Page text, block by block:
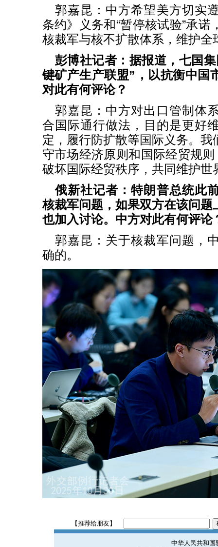
郭嘉昆：中方希望美方切实
条约》义务和“暂停核试验”承
核裁军与核不扩散体系，维护全
彭博社记者：据报道，七国
键矿产生产联盟”，以抗衡中国
对此有何评论？
郭嘉昆：中方对出口管制体
合国际通行做法，目的是更好
定，履行防扩散等国际义务。
守市场经济原则和国际经贸规则
破坏国际经贸秩序，共同维护世
俄新社记者：特朗普总统此
核裁军问题，如果双方在该问题
也加入讨论。中方对此有何评论
郭嘉昆：关于核裁军问题，
确的。
【推荐给朋友】
中华人民共和国